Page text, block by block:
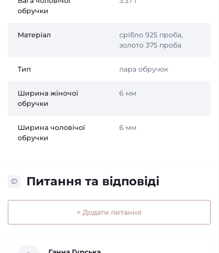
обручки
Матеріал
срібло 925 проба,
золото 375 проба
Тип пара обручок
Ширина жіночої
обручки
6 мм
Ширина чоловічої
обручки
6 мм
Питання та відповіді
+ Додати питання